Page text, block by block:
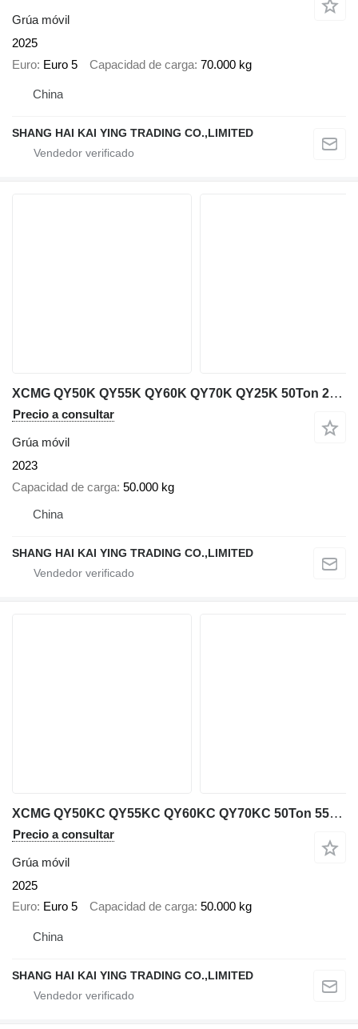
Grúa móvil
2025
Euro Euro 5 Capacidad de carga 70.000 kg
China
SHANG HAI KAI YING TRADING CO.,LIMITED
XCMG QY50K QY55K QY60K QY70K QY25K 50Ton 25ton 30ton 60ton 70t
Precio a consultar
Grúa móvil
2023
Capacidad de carga 50.000 kg
China
SHANG HAI KAI YING TRADING CO.,LIMITED
XCMG QY50KC QY55KC QY60KC QY70KC 50Ton 55ton 60t 70t
Precio a consultar
Grúa móvil
2025
Euro Euro 5 Capacidad de carga 50.000 kg
China
SHANG HAI KAI YING TRADING CO.,LIMITED